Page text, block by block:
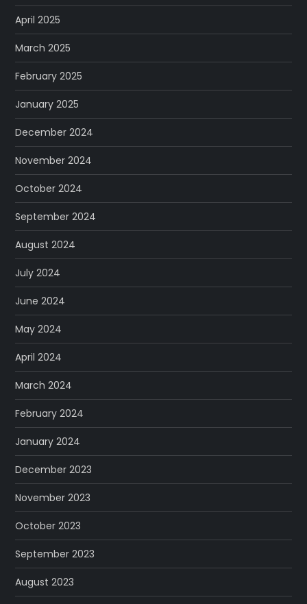
April 2025
March 2025
February 2025
January 2025
December 2024
November 2024
October 2024
September 2024
August 2024
July 2024
June 2024
May 2024
April 2024
March 2024
February 2024
January 2024
December 2023
November 2023
October 2023
September 2023
August 2023